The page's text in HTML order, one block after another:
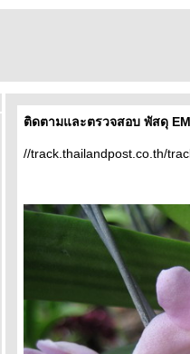
ติดตามและตรวจสอบ พัสดุ
//track.thailandpost.co.th/